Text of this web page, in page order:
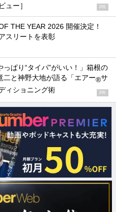
ュー］
PR
THE YEAR 2026 開催決定！
スリートを表彰
っぱり“タイパ”がいい！」箱根の
二と神野大地が語る「エアー®サ
ィショニング術 PR